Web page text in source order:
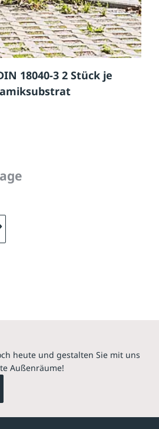
18040-3 2 Stück je
heute und gestalten Sie mit uns
Außenräume!